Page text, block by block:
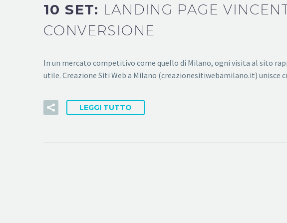
10 SET: LANDING PAGE
CONVERSIONE
In un mercato competitivo come quello di Milano, ogni visita al sito
utile. Creazione Siti Web a Milano (creazionesitiwebamilano.it)
LEGGI TUTTO